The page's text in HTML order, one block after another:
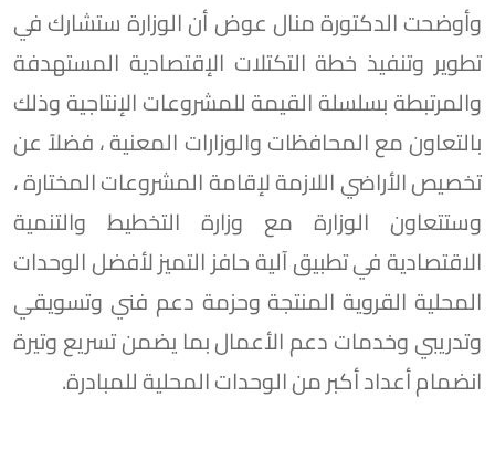
وأوضحت الدكتورة منال عوض أن الوزارة ستشارك في
تطوير وتنفيذ خطة التكتلات الإقتصادية المستهدفة
والمرتبطة بسلسلة القيمة للمشروعات الإنتاجية وذلك
بالتعاون مع المحافظات والوزارات المعنية ، فضلاً عن
تخصيص الأراضي اللازمة لإقامة المشروعات المختارة ،
وستتعاون الوزارة مع وزارة التخطيط والتنمية
الاقتصادية في تطبيق آلية حافز التميز لأفضل الوحدات
المحلية القروية المنتجة وحزمة دعم فني وتسويقي
وتدريبي وخدمات دعم الأعمال بما يضمن تسريع وتيرة
انضمام أعداد أكبر من الوحدات المحلية للمبادرة.